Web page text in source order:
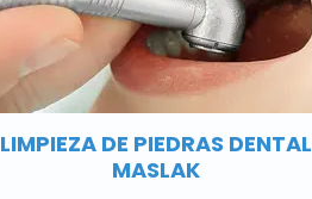
LIMPIEZA DE PIEDRAS DENTAL
MASLAK